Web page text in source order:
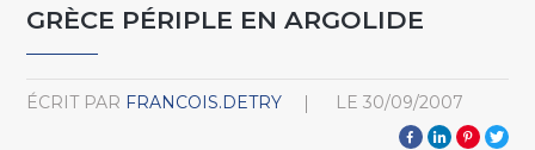
GRÈCE PÉRIPLE EN ARGOLIDE
ÉCRIT PAR FRANCOIS.DETRY LE 30/09/2007